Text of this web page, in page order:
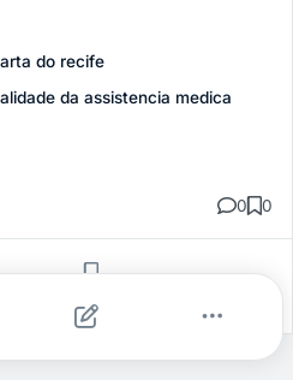
do recife
da assistencia medica
0 0
Salvar